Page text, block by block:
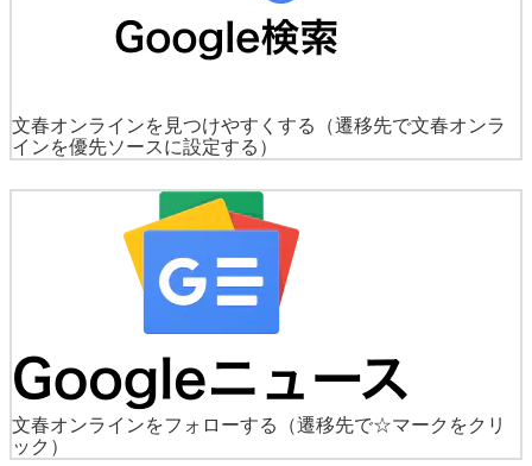
文春オンラインを見つけやすくする
（遷移先で文春オンラ
インを優先ソースに設定する）
文春オンラインをフォローする
（遷移先で☆マークをクリ
ック）